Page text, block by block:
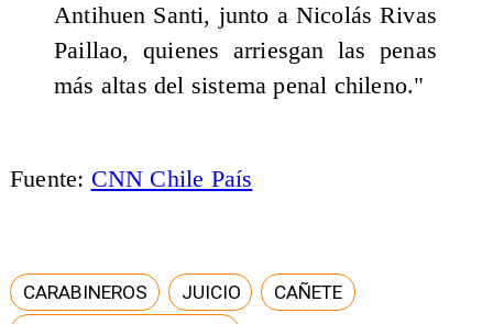
Antihuen Santi, junto a Nicolás Rivas
Paillao, quienes arriesgan las penas
más altas del sistema penal chileno."
Fuente: CNN Chile País
CARABINEROS JUICIO
CAÑETE